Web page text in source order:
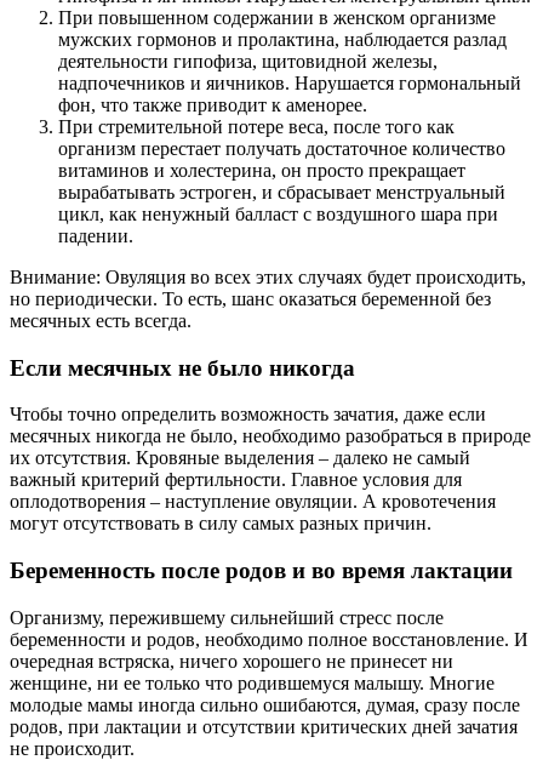
При повышенном содержании в женском организме
мужских гормонов и пролактина, наблюдается разлад
деятельности гипофиза, щитовидной железы,
надпочечников и яичников. Нарушается гормональный
фон, что также приводит к аменорее.
При стремительной потере веса, после того как
организм перестает получать достаточное количество
витаминов и холестерина, он просто прекращает
вырабатывать эстроген, и сбрасывает менструальный
цикл, как ненужный балласт с воздушного шара при
падении.
Внимание: Овуляция во всех этих случаях будет происходить,
но периодически. То есть, шанс оказаться беременной без
месячных есть всегда.
Если месячных не было никогда
Чтобы точно определить возможность зачатия, даже если
месячных никогда не было, необходимо разобраться в природе
их отсутствия. Кровяные выделения – далеко не самый
важный критерий фертильности. Главное условия для
оплодотворения – наступление овуляции. А кровотечения
могут отсутствовать в силу самых разных причин.
Беременность после родов и во время лактации
Организму, пережившему сильнейший стресс после
беременности и родов, необходимо полное восстановление. И
очередная встряска, ничего хорошего не принесет ни
женщине, ни ее только что родившемуся малышу. Многие
молодые мамы иногда сильно ошибаются, думая, сразу после
родов, при лактации и отсутствии критических дней зачатия
не происходит.